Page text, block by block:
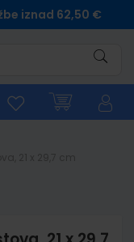
iznad 62,50 €